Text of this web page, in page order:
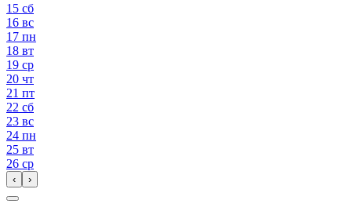
15 сб
16 вс
17 пн
18 вт
19 ср
20 чт
21 пт
22 сб
23 вс
24 пн
25 вт
26 ср
‹ ›